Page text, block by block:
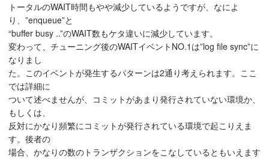
トータルのWAIT時間もやや減少しているようですが、なによ
り、”enqueue”と
“buffer busy ..”のWAIT数もケタ違いに減少しています。
変わって、チューニング後のWAITイベントNO.1は”log file sync”に
なりまし
た。このイベントが発生するパターンは2通り考えられます。ここ
では詳細に
ついて述べませんが、コミットがあまり発行されていない環境か、
もしくは、
反対にかなり頻繁にコミットが発行されている環境で起こりえま
す。後者の
場合、かなりの数のトランザクションをこなしているともいえます